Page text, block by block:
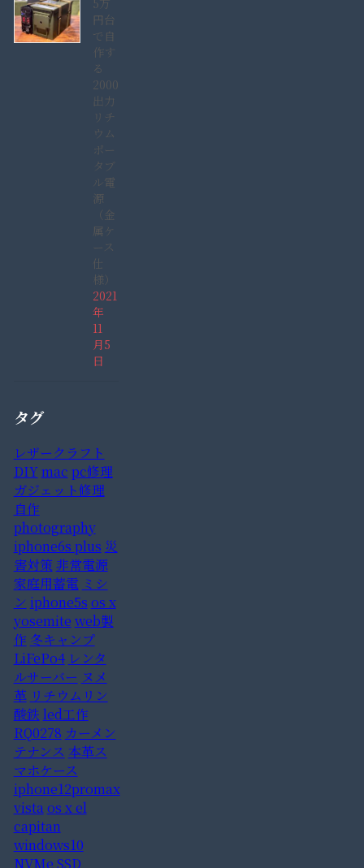
円台
で自
作す
る
2000W
出力
リチ
ウム
ポー
タブ
ル電
源
（金
属ケ
ース
仕
様）
2021
年
11
月5
日
タグ
レザークラフト
DIYmac pc修理
ガジェット修理
自作
photography
iphone6s plus 災
害対策非常電源
家庭用蓄電 ミシ
ン iphone5s os x
yosemite web製
作 冬キャンプ
LiFePo4 レンタ
ルサーバー ヌメ
革 リチウムリン
酸鉄 led工作
RQ0278 カーメン
テナンス 本革ス
マホケース
iphone12promax
vistaos x el
capitan
windows10
NVMe SSD